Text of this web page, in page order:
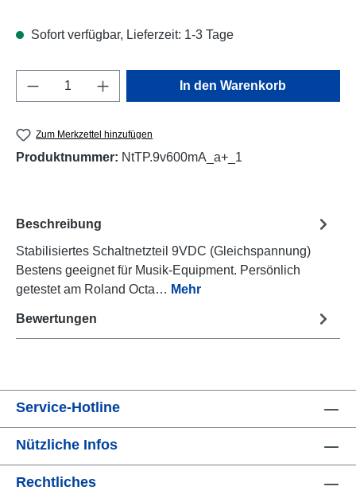
Sofort verfügbar, Lieferzeit: 1-3 Tage
Produkt Anzahl: Gib den gewünschten
In den Warenkorb
Zum Merkzettel hinzufügen
Produktnummer: NtTP.9v600mA_a+_1
Beschreibung
Stabilisiertes Schaltnetzteil 9VDC (Gleichspannung)
Bestens geeignet für Musik-Equipment. Persönlich
getestet am Roland Octa… Mehr
Bewertungen
Service-Hotline
Nützliche Infos
Rechtliches